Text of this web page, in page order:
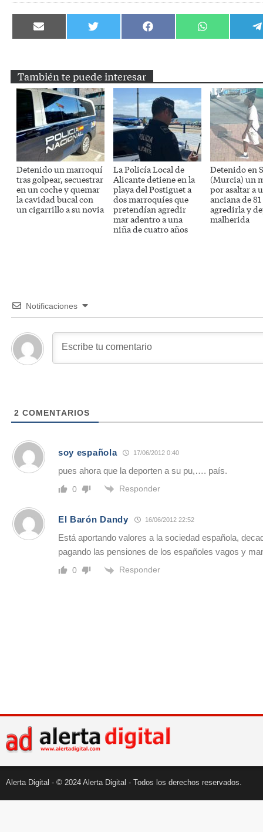
Compartir
en
Compartir
en
Compartir
en
Compartir
en
También te puede interesar
Detenido un marroquí
tras golpear, secuestrar
en un coche y quemar
la cavidad bucal con
un cigarrillo a su novia
La Policía Local de
Alicante detiene en la
playa del Postiguet a
dos marroquíes que
pretendían agredir
mar adentro a una
niña de cuatro años
Detenido en
(Murcia) un
por asaltar a
anciana de
agredirla y
malherida
Notificaciones
2 COMENTARIOS
soy española 17/06/2012 0:40
pues ahora que la deporten a su pu,…. país.
0 Responder
El Barón Dandy 16/06/2012 22:52
Está aportando valores a la sociedad española,
pagando las pensiones de los españoles vagos y
0 Responder
Alerta Digital - © 2024 Alerta Digital - Todos los derechos reservados.